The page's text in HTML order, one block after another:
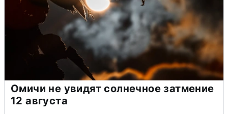
Омичи не увидят солнечное затмение
12 августа